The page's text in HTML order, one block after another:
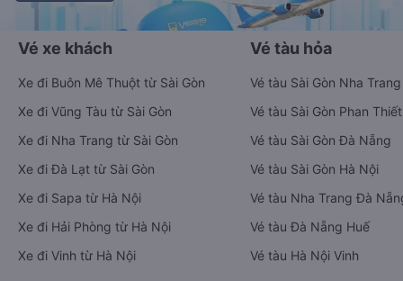
Vé xe khách
Xe đi Buôn Mê Thuột từ Sài Gòn
Xe đi Vũng Tàu từ Sài Gòn
Xe đi Nha Trang từ Sài Gòn
Xe đi Đà Lạt từ Sài Gòn
Xe đi Sapa từ Hà Nội
Xe đi Hải Phòng từ Hà Nội
Xe đi Vinh từ Hà Nội
Vé tàu hỏa
Vé tàu Sài Gòn Nha Trang
Vé tàu Sài Gòn Phan Thiết
Vé tàu Sài Gòn Đà Nẵng
Vé tàu Sài Gòn Hà Nội
Vé tàu Nha Trang Đà
Vé tàu Đà Nẵng Huế
Vé tàu Hà Nội Vinh